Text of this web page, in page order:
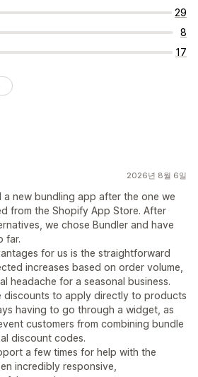
29
8
17
2026년 8월 6일
new bundling app after the one we
from the Shopify App Store. After
we chose Bundler and have
far.
for us is the straightforward
increases based on order volume,
headache for a seasonal business.
discounts to apply directly to products
having to go through a widget, as
customers from combining bundle
discount codes.
a few times for help with the
incredibly responsive,